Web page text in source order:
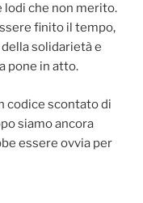
che non merito.
finito il tempo,
solidarietà e
pone in atto.
codice scontato di
siamo ancora
essere ovvia per